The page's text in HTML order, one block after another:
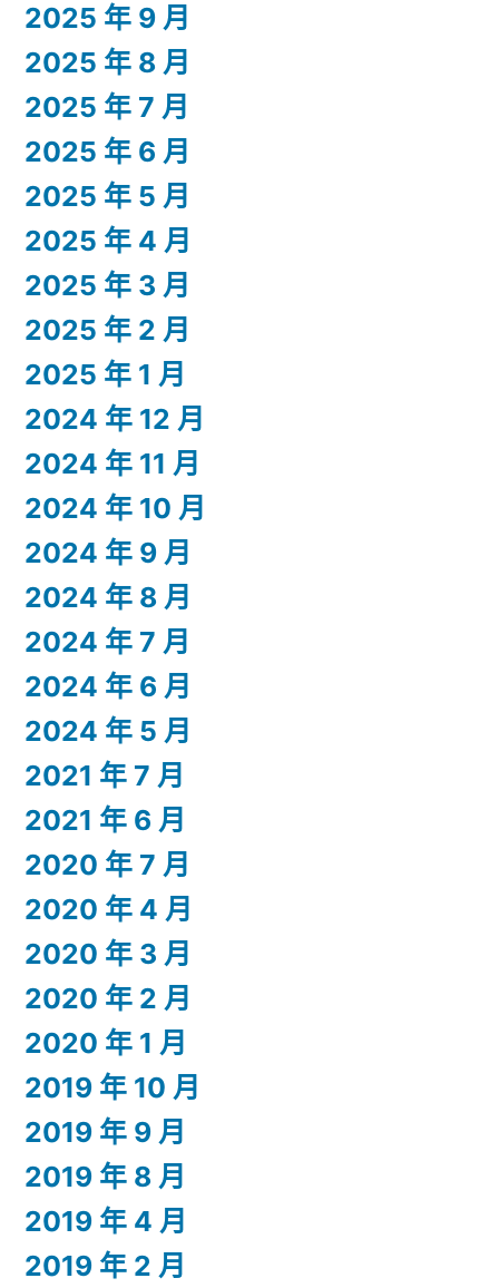
2025 年 9 月
2025 年 8 月
2025 年 7 月
2025 年 6 月
2025 年 5 月
2025 年 4 月
2025 年 3 月
2025 年 2 月
2025 年 1 月
2024 年 12 月
2024 年 11 月
2024 年 10 月
2024 年 9 月
2024 年 8 月
2024 年 7 月
2024 年 6 月
2024 年 5 月
2021 年 7 月
2021 年 6 月
2020 年 7 月
2020 年 4 月
2020 年 3 月
2020 年 2 月
2020 年 1 月
2019 年 10 月
2019 年 9 月
2019 年 8 月
2019 年 4 月
2019 年 2 月